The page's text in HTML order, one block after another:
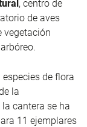
, centro de
de aves
vegetación
de flora
la
cantera se ha
11 ejemplares